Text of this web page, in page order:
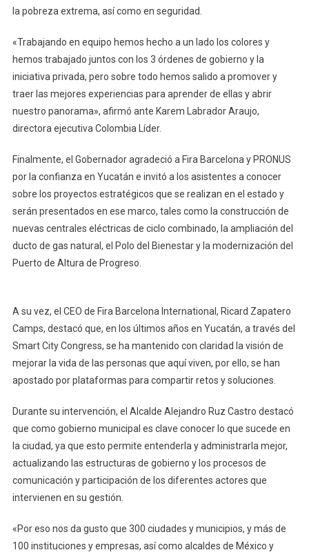
la pobreza extrema, así como en seguridad.
«Trabajando en equipo hemos hecho a un lado los colores y
hemos trabajado juntos con los 3 órdenes de gobierno y la
iniciativa privada, pero sobre todo hemos salido a promover y
traer las mejores experiencias para aprender de ellas y abrir
nuestro panorama», afirmó ante Karem Labrador Araujo,
directora ejecutiva Colombia Líder.
Finalmente, el Gobernador agradeció a Fira Barcelona y PRONUS
por la confianza en Yucatán e invitó a los asistentes a conocer
sobre los proyectos estratégicos que se realizan en el estado y
serán presentados en ese marco, tales como la construcción de
nuevas centrales eléctricas de ciclo combinado, la ampliación del
ducto de gas natural, el Polo del Bienestar y la modernización del
Puerto de Altura de Progreso.
A su vez, el CEO de Fira Barcelona International, Ricard Zapatero
Camps, destacó que, en los últimos años en Yucatán, a través del
Smart City Congress, se ha mantenido con claridad la visión de
mejorar la vida de las personas que aquí viven, por ello, se han
apostado por plataformas para compartir retos y soluciones.
Durante su intervención, el Alcalde Alejandro Ruz Castro destacó
que como gobierno municipal es clave conocer lo que sucede en
la ciudad, ya que esto permite entenderla y administrarla mejor,
actualizando las estructuras de gobierno y los procesos de
comunicación y participación de los diferentes actores que
intervienen en su gestión.
«Por eso nos da gusto que 300 ciudades y municipios, y más de
100 instituciones y empresas, así como alcaldes de México y